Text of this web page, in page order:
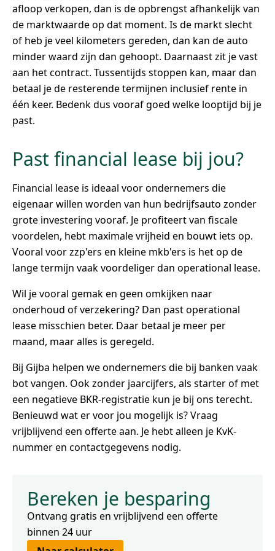
afloop verkopen, dan is de opbrengst afhankelijk van
de marktwaarde op dat moment. Is de markt slecht
of heb je veel kilometers gereden, dan kan de auto
minder waard zijn dan gehoopt. Daarnaast zit je vast
aan het contract. Tussentijds stoppen kan, maar dan
betaal je de resterende termijnen inclusief rente in
één keer. Bedenk dus vooraf goed welke looptijd bij je
past.
Past financial lease bij jou?
Financial lease is ideaal voor ondernemers die
eigenaar willen worden van hun bedrijfsauto zonder
grote investering vooraf. Je profiteert van fiscale
voordelen, hebt maximale vrijheid en bouwt iets op.
Vooral voor zzp'ers en kleine mkb'ers is het op de
lange termijn vaak voordeliger dan operational lease.
Wil je vooral gemak en geen omkijken naar
onderhoud of verzekering? Dan past operational
lease misschien beter. Daar betaal je meer per
maand, maar alles is geregeld.
Bij Gijba helpen we ondernemers die bij banken vaak
bot vangen. Ook zonder jaarcijfers, als starter of met
een negatieve BKR-registratie kun je bij ons terecht.
Benieuwd wat er voor jou mogelijk is? Vraag
vrijblijvend een offerte aan. Je hebt alleen je KvK-
nummer en contactgegevens nodig.
Bereken je besparing
Ontvang gratis en vrijblijvend een offerte
binnen 24 uur